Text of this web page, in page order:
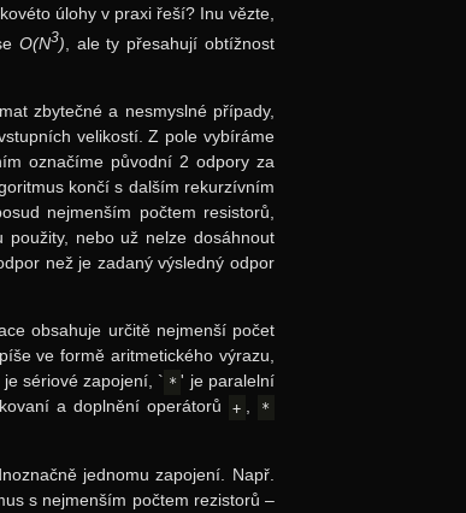
úlohy v praxi řeší? Inu vězte,
O(N3) , ale ty přesahují obtížnost
zbytečné a nesmyslné případy,
velikostí. Z pole vybíráme
označíme původní 2 odpory za
končí s dalším rekurzívním
nejmenším počtem resistorů,
nebo už nelze dosáhnout
než je zadaný výsledný odpor
obsahuje určitě nejmenší počet
ve formě aritmetického výrazu,
je sériové zapojení, ` * ' je paralelní
a doplnění operátorů
+ , *
jednomu zapojení. Např.
s nejmenším počtem rezistorů –